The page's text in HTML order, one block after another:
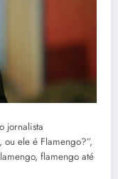
jornalista
ou ele é Flamengo?”,
flamengo até